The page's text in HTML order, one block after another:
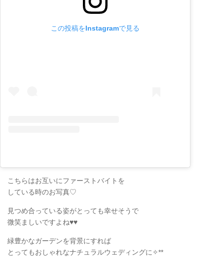
この投稿をInstagramで見る
こちらはお互いにファーストバイトを
している時のお写真♡
見つめ合っている姿がとっても幸せそうで
微笑ましいですよね♥♥
緑豊かなガーデンを背景にすれば
とってもおしゃれなナチュラルウェディングに✧**